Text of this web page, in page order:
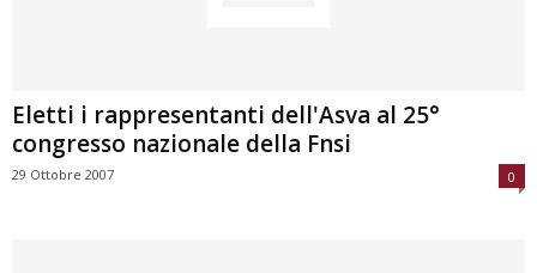
Eletti i rappresentanti dell'Asva al 25°
congresso nazionale della Fnsi
29 Ottobre 2007 0